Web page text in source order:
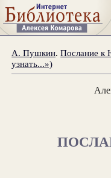
А. Пушкин.Послание к
узнать...»)